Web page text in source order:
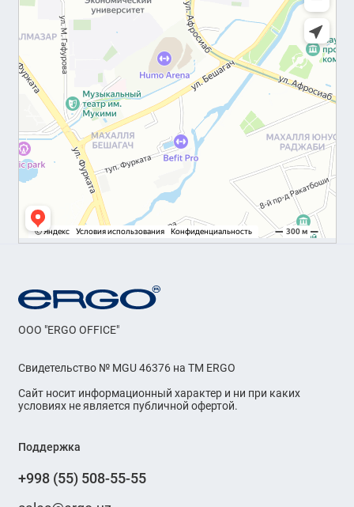
OOO "ERGO OFFICE"
Свидетельство № MGU 46376 на ТМ ERGO
Сайт носит информационный характер и ни при каких
условиях не является публичной офертой.
Поддержка
+998 (55) 508-55-55